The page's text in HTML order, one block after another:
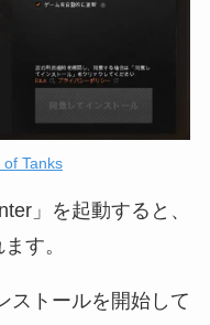
of Tanks
」を起動すると、
す。
ストールを開始して